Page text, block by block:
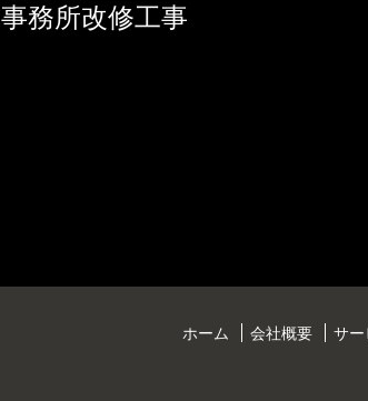
事務所改修工事
ホーム 会社概要 サー